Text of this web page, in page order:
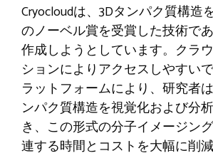
Cryocloudは、3Dタンパク質構造
のノーベル賞を受賞した技術で
作成しようとしています。クラ
ションによりアクセスしやすい
ラットフォームにより、研究者
ンパク質構造を視覚化および分
き、この形式の分子イメージン
連する時間とコストを大幅に削減